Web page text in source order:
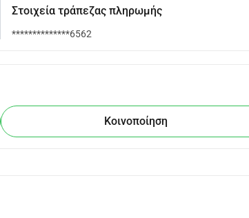
Στοιχεία τράπεζας πληρωμής
**************6562
Κοινοποίηση